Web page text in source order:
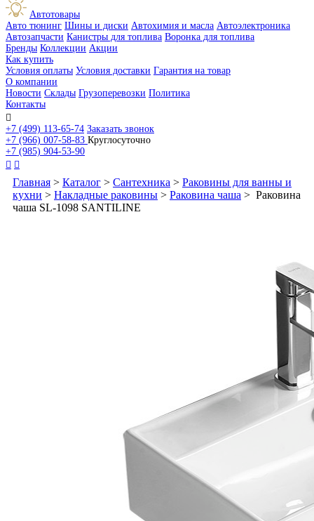
Автотовары
Авто тюнинг Шины и диски Автохимия и масла Автоэлектроника
Автозапчасти Канистры для топлива Воронка для топлива
Бренды Коллекции Акции
Как купить
Условия оплаты Условия доставки Гарантия на товар
О компании
Новости Склады Грузоперевозки Политика
Контакты

+7 (499) 113-65-74 Заказать звонок
+7 (966) 007-58-83 Круглосуточно
+7 (985) 904-53-90
 
Главная > Каталог > Сантехника > Раковины для ванны и
кухни > Накладные раковины > Раковина чаша > Раковина
чаша SL-1098 SANTILINE